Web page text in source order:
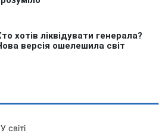
У світі